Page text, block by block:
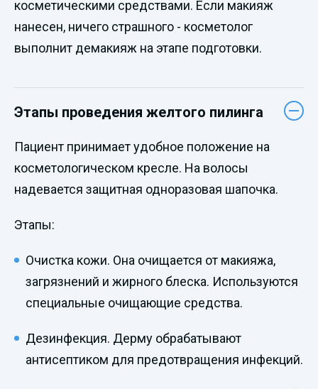
косметическими средствами. Если макияж
нанесен, ничего страшного - косметолог
выполнит демакияж на этапе подготовки.
Этапы проведения желтого пилинга
Пациент принимает удобное положение на
косметологическом кресле. На волосы
надевается защитная одноразовая шапочка.
Этапы:
Очистка кожи. Она очищается от макияжа,
загрязнений и жирного блеска. Используются
специальные очищающие средства.
Дезинфекция. Дерму обрабатывают
антисептиком для предотвращения инфекций.